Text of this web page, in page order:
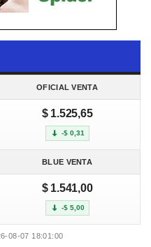
OFICIAL VENTA
$ 1.525,65
-$ 0,31
BLUE VENTA
$ 1.541,00
-$ 5,00
08-07 18:01:00